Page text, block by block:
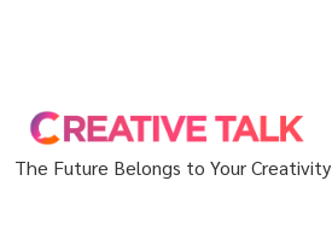
The Future Belongs to Your Creativity